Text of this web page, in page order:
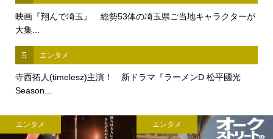
映画『翔んで埼玉』 総勢53体の埼玉県ご当地キャラクターが
大集...
5 エンタメ
寺西拓人(timelesz)主演！ 新ドラマ『ラーメンD 松平國光
Season...
エンタメ エンタメ